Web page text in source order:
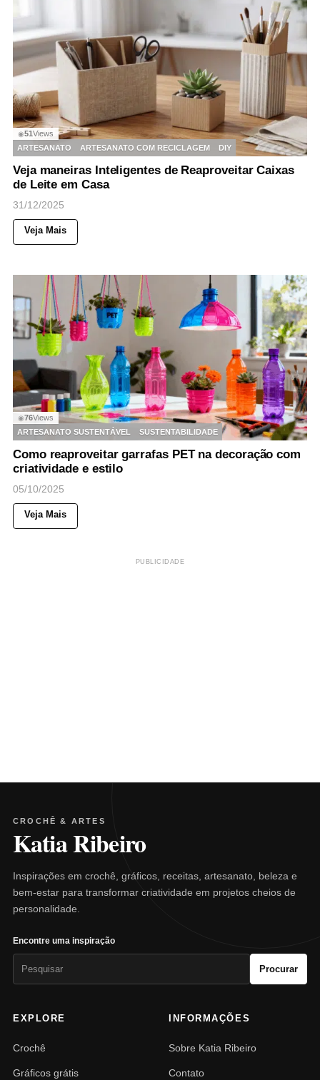
◉51Views
ARTESANATO
ARTESANATO COM RECICLAGEM DIY
Veja maneiras Inteligentes de Reaproveitar Caixas
de Leite em Casa
31/12/2025
Veja Mais
◉76Views
ARTESANATO SUSTENTÁVEL
SUSTENTABILIDADE
Como reaproveitar garrafas PET na decoração com
criatividade e estilo
05/10/2025
Veja Mais
PUBLICIDADE
CROCHÊ & ARTES
Katia Ribeiro
Inspirações em crochê, gráficos, receitas, artesanato, beleza e
bem-estar para transformar criatividade em projetos cheios de
personalidade.
Encontre uma inspiração
Procurar
EXPLORE
Crochê
Gráficos grátis
INFORMAÇÕES
Sobre Katia Ribeiro
Contato